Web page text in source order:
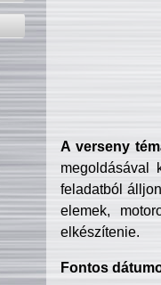
A verseny
megoldásával
feladatból
elemek,
elkészítenie.
Fontos